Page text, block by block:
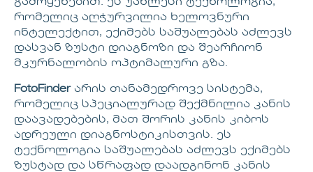
რომელიც აღჭურვილია ხელოვნური
ინტელექტით, ექიმებს საშუალებას აძლევს
დასვან ზუსტი დიაგნოზი და შეარჩიონ
მკურნალობის ოპტიმალური გზა.
FotoFinderარის თანამედროვე სისტემა,
რომელიც სპეციალურად შექმნილია კანის
დაავადებების, მათ შორის კანის კიბოს
ადრეული დიაგნოსტიკისთვის. ეს
ტექნოლოგია საშუალებას აძლევს ექიმებს
ზუსტად და სწრაფად დაადგინონ კანის